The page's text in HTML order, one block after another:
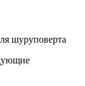
шуруповерта